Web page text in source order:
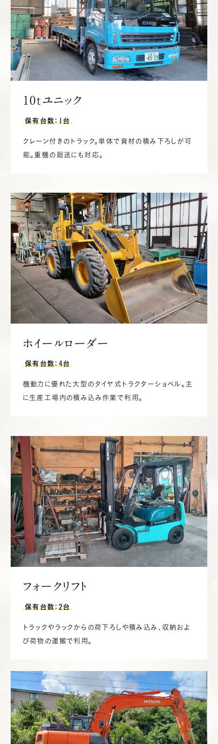
10tユニック
保有台数：1台
クレーン付きのトラック。単体で資材の積み下ろしが可
能。重機の廻送にも対応。
ホイールローダー
保有台数：4台
機動力に優れた大型のタイヤ式トラクターショベル。主
に生産工場内の積み込み作業で利用。
フォークリフト
保有台数：2台
トラックやラックからの荷下ろしや積み込み、収納およ
び荷物の運搬で利用。